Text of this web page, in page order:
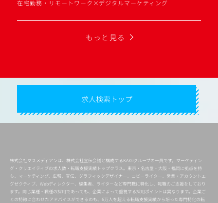
在宅勤務・リモートワーク×デジタルマーケティング
もっと見る
求人検索トップ
株式会社マスメディアンは、株式会社宣伝会議と構成するKAIGIグループの一員です。マーケティン
グ・クリエイティブの求人数・転職支援実績トップクラス。東京・名古屋・大阪・福岡に拠点を持
ち、マーケティング、広報、宣伝、グラフィックデザイナー、コピーライター、営業・アカウントエ
グゼクティブ、Webディレクター、編集者、ライターなど専門職に特化し、転職のご支援をしており
ます。同じ業種・職種の採用であっても、企業によって重視する採用ポイントは異なります。企業ご
との特徴に合わせたアドバイスができるのも、6万人を超える転職支援実績から培った専門特化の転